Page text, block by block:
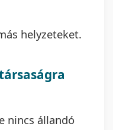
helyzeteket.
nincs állandó